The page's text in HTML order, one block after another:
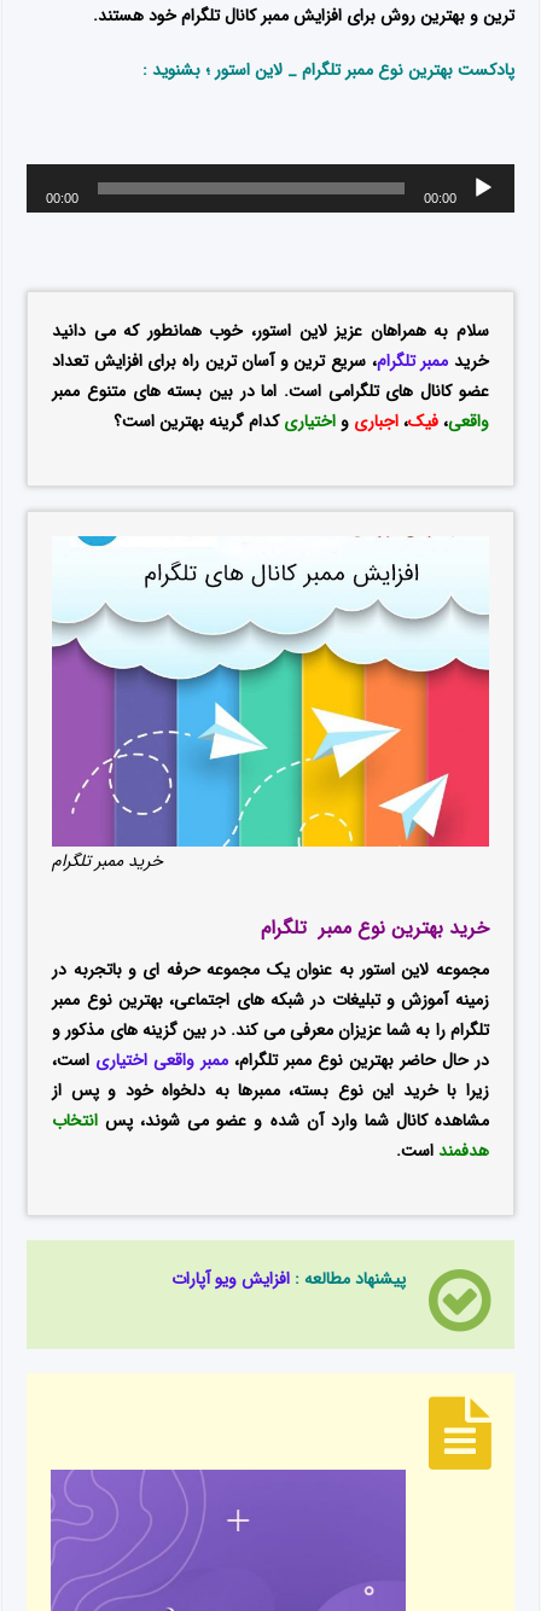
ترین و بهترین روش برای افزایش ممبر کانال تلگرام خود هستند.
پادکست بهترین نوع ممبر تلگرام _ لاین استور ؛ بشنوید :
00:00
00:00
سلام به همراهان عزیز لاین استور، خوب همانطور که می دانید
خرید ممبر تلگرام، سریع ترین و آسان ترین راه برای افزایش تعداد
عضو کانال های تلگرامی است. اما در بین بسته های متنوع ممبر
واقعی،فیک،اجباری واختیاریکدام گرینه بهترین است؟
خرید ممبر تلگرام
خرید بهترین نوع ممبر تلگرام
مجموعه لاین استور به عنوان یک مجموعه حرفه ای و باتجربه در
زمینه آموزش و تبلیغات در شبکه های اجتماعی، بهترین نوع ممبر
تلگرام را به شما عزیزان معرفی می کند. در بین گزینه های مذکور و
در حال حاضر بهترین نوع ممبر تلگرام، ممبر واقعی اختیاری است،
زیرا با خرید این نوع بسته، ممبرها به دلخواه خود و پس از
مشاهده کانال شما وارد آن شده و عضو می شوند، پس انتخاب
هدفمنداست.
پیشنهاد مطالعه :افزایش ویو آپارات